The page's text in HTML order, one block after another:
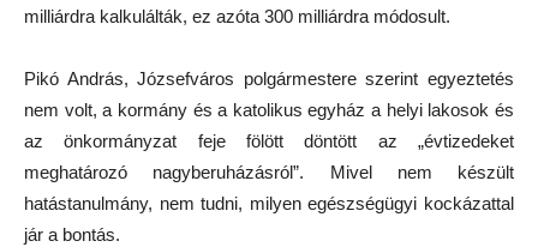
milliárdra kalkulálták, ez azóta 300 milliárdra módosult.
Pikó András, Józsefváros polgármestere szerint egyeztetés
nem volt, a kormány és a katolikus egyház a helyi lakosok és
az önkormányzat feje fölött döntött az „évtizedeket
meghatározó nagyberuházásról”. Mivel nem készült
hatástanulmány, nem tudni, milyen egészségügyi kockázattal
jár a bontás.